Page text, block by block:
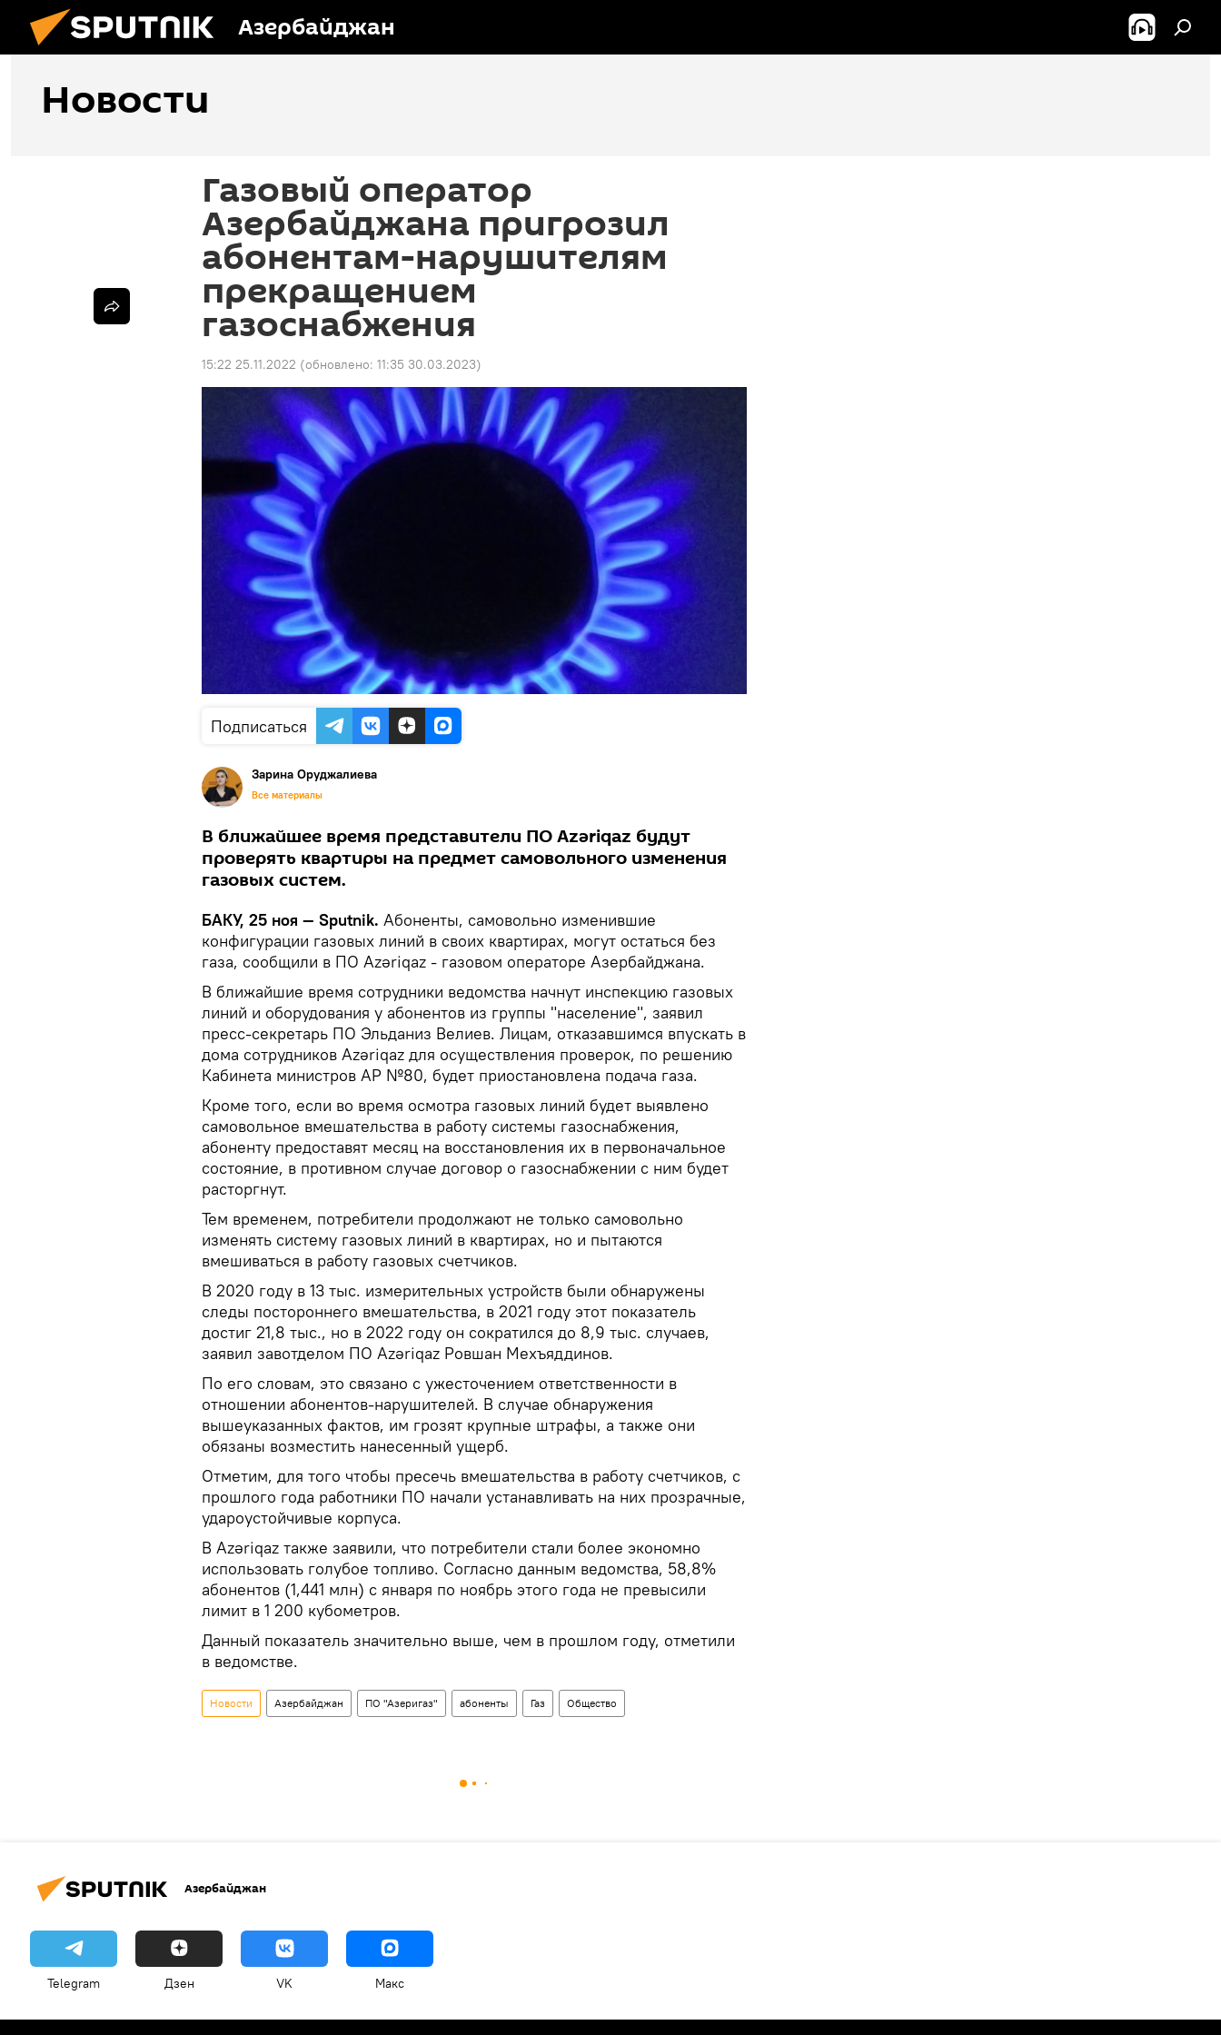
Азербайджан
Новости
Газовый оператор
Азербайджана пригрозил
абонентам-нарушителям
прекращением
газоснабжения
15:22 25.11.2022 (обновлено: 11:35 30.03.2023)
Подписаться
Зарина Оруджалиева
Все материалы
В ближайшее время представители ПО Azəriqaz будут
проверять квартиры на предмет самовольного изменения
газовых систем.
БАКУ, 25 ноя — Sputnik. Абоненты, самовольно изменившие
конфигурации газовых линий в своих квартирах, могут остаться без
газа, сообщили в ПО Azəriqaz - газовом операторе Азербайджана.
В ближайшие время сотрудники ведомства начнут инспекцию газовых
линий и оборудования у абонентов из группы "население", заявил
пресс-секретарь ПО Эльданиз Велиев. Лицам, отказавшимся впускать в
дома сотрудников Azəriqaz для осуществления проверок, по решению
Кабинета министров АР №80, будет приостановлена подача газа.
Кроме того, если во время осмотра газовых линий будет выявлено
самовольное вмешательства в работу системы газоснабжения,
абоненту предоставят месяц на восстановления их в первоначальное
состояние, в противном случае договор о газоснабжении с ним будет
расторгнут.
Тем временем, потребители продолжают не только самовольно
изменять систему газовых линий в квартирах, но и пытаются
вмешиваться в работу газовых счетчиков.
В 2020 году в 13 тыс. измерительных устройств были обнаружены
следы постороннего вмешательства, в 2021 году этот показатель
достиг 21,8 тыс., но в 2022 году он сократился до 8,9 тыс. случаев,
заявил завотделом ПО Azəriqaz Ровшан Мехъяддинов.
По его словам, это связано с ужесточением ответственности в
отношении абонентов-нарушителей. В случае обнаружения
вышеуказанных фактов, им грозят крупные штрафы, а также они
обязаны возместить нанесенный ущерб.
Отметим, для того чтобы пресечь вмешательства в работу счетчиков, с
прошлого года работники ПО начали устанавливать на них прозрачные,
удароустойчивые корпуса.
В Azəriqaz также заявили, что потребители стали более экономно
использовать голубое топливо. Согласно данным ведомства, 58,8%
абонентов (1,441 млн) с января по ноябрь этого года не превысили
лимит в 1 200 кубометров.
Данный показатель значительно выше, чем в прошлом году, отметили
в ведомстве.
Новости Азербайджан ПО "Азеригаз" абоненты Газ Общество
Азербайджан
Telegram Дзен VK Макс